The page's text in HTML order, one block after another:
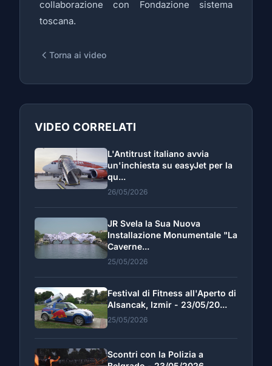
collaborazione con Fondazione sistema
toscana.
Torna ai video
VIDEO CORRELATI
L'Antitrust italiano avvia
un'inchiesta su easyJet per la
qu...
26/05/2026
JR Svela la Sua Nuova
Installazione Monumentale "La
Caverne...
25/05/2026
Festival di Fitness all'Aperto di
Alsancak, Izmir - 23/05/20...
25/05/2026
Scontri con la Polizia a